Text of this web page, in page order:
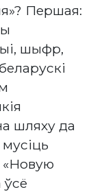
Першая:
шыфр,
шляху да
«Новую